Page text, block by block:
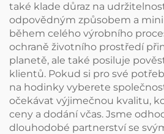
také klade důraz na
odpovědným způsobem a
během celého výrobního
ochraně životního prostředí
planetě, ale také posiluje
klientů. Pokud si pro své
na hodinky vyberete
očekávat výjimečnou kvalitu,
ceny a dodání včas. Jsme
dlouhodobé partnerství se